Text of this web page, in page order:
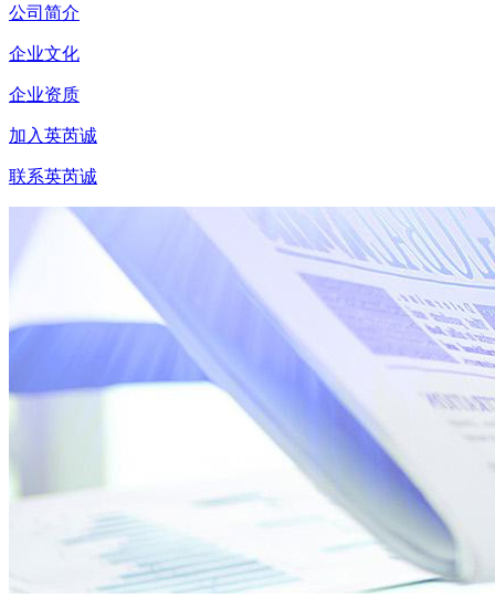
公司简介
企业文化
企业资质
加入英芮诚
联系英芮诚